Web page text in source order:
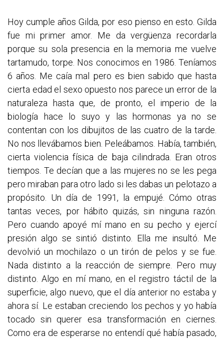
Hoy cumple años Gilda, por eso pienso en esto. Gilda
fue mi primer amor. Me da vergüenza recordarla
porque su sola presencia en la memoria me vuelve
tartamudo, torpe. Nos conocimos en 1986. Teníamos
6 años. Me caía mal pero es bien sabido que hasta
cierta edad el sexo opuesto nos parece un error de la
naturaleza hasta que, de pronto, el imperio de la
biología hace lo suyo y las hormonas ya no se
contentan con los dibujitos de las cuatro de la tarde.
No nos llevábamos bien. Peleábamos. Había, también,
cierta violencia física de baja cilindrada. Eran otros
tiempos. Te decían que a las mujeres no se les pega
pero miraban para otro lado si les dabas un pelotazo a
propósito. Un día de 1991, la empujé. Cómo otras
tantas veces, por hábito quizás, sin ninguna razón.
Pero cuando apoyé mí mano en su pecho y ejercí
presión algo se sintió distinto. Ella me insultó. Me
devolvió un mochilazo o un tirón de pelos y se fue.
Nada distinto a la reacción de siempre. Pero muy
distinto. Algo en mí mano, en el registro táctil de la
superficie, algo nuevo, que el día anterior no estaba y
ahora sí. Le estaban creciendo los pechos y yo había
tocado sin querer esa transformación en ciernes.
Como era de esperarse no entendí qué había pasado,